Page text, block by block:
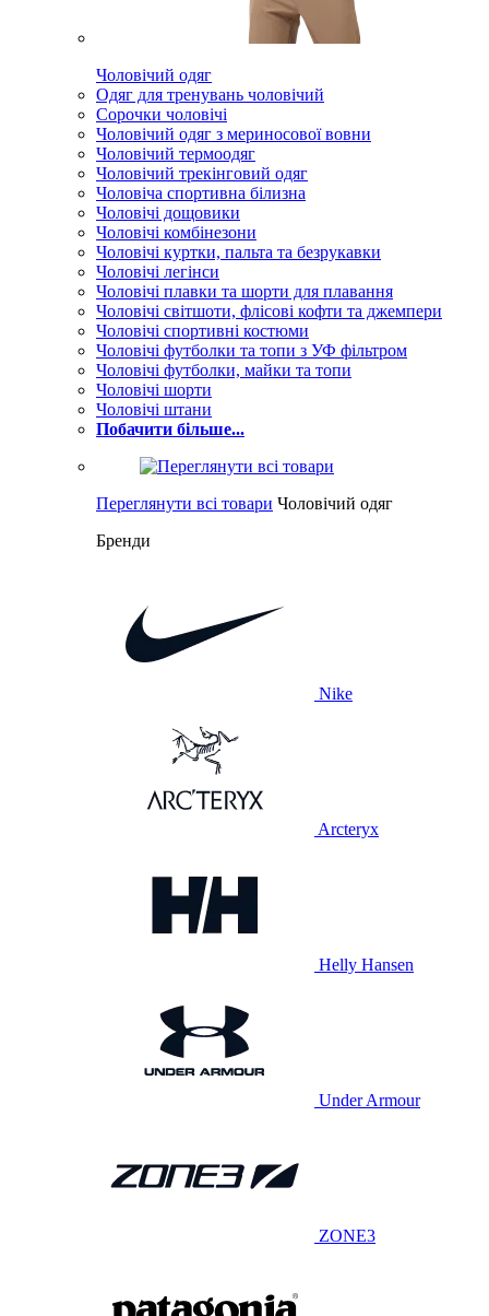
Чоловічий одяг
Одяг для тренувань чоловічий
Сорочки чоловічі
Чоловічий одяг з мериносової вовни
Чоловічий термоодяг
Чоловічий трекінговий одяг
Чоловіча спортивна білизна
Чоловічі дощовики
Чоловічі комбінезони
Чоловічі куртки, пальта та безрукавки
Чоловічі легінси
Чоловічі плавки та шорти для плавання
Чоловічі світшоти, флісові кофти та джемпери
Чоловічі спортивні костюми
Чоловічі футболки та топи з УФ фільтром
Чоловічі футболки, майки та топи
Чоловічі шорти
Чоловічі штани
Побачити більше...
Переглянути всі товари Чоловічий одяг
Бренди
Nike
Arcteryx
Helly Hansen
Under Armour
ZONE3